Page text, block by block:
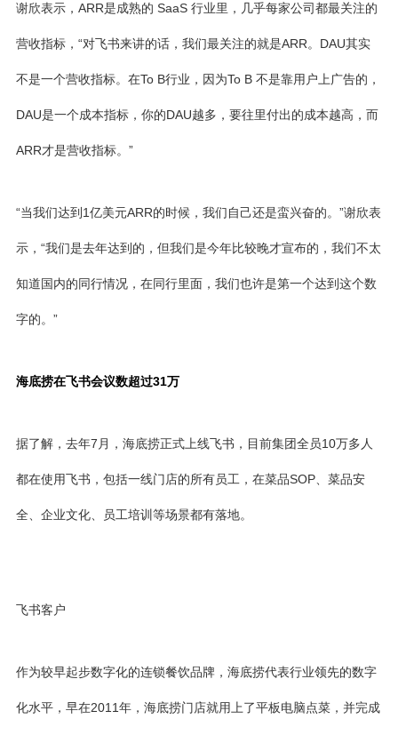
谢欣表示，ARR是成熟的 SaaS 行业里，几乎每家公司都最关注的
营收指标，“对飞书来讲的话，我们最关注的就是ARR。DAU其实
不是一个营收指标。在To B行业，因为To B 不是靠用户上广告的，
DAU是一个成本指标，你的DAU越多，要往里付出的成本越高，而
ARR才是营收指标。”
“当我们达到1亿美元ARR的时候，我们自己还是蛮兴奋的。”谢欣表
示，“我们是去年达到的，但我们是今年比较晚才宣布的，我们不太
知道国内的同行情况，在同行里面，我们也许是第一个达到这个数
字的。”
海底捞在飞书会议数超过31万
据了解，去年7月，海底捞正式上线飞书，目前集团全员10万多人
都在使用飞书，包括一线门店的所有员工，在菜品SOP、菜品安
全、企业文化、员工培训等场景都有落地。
飞书客户
作为较早起步数字化的连锁餐饮品牌，海底捞代表行业领先的数字
化水平，早在2011年，海底捞门店就用上了平板电脑点菜，并完成